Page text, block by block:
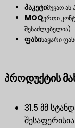
პაკეტიმუყაო
MOQერთი
შესაძლებელია)
ფასინაყარი
პროდუქტის
31.5 მმ